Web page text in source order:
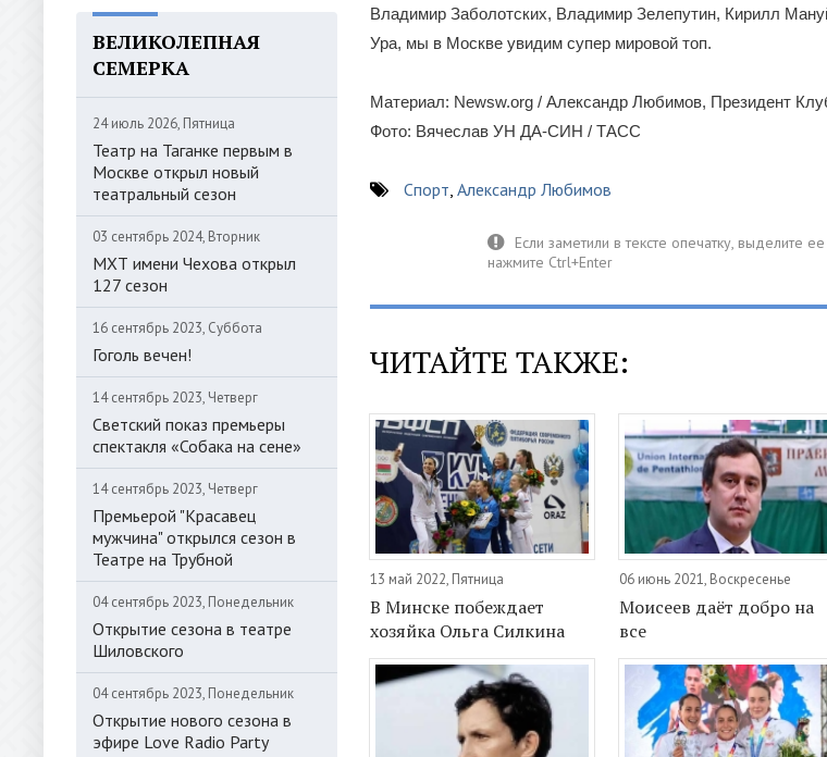
ВЕЛИКОЛЕПНАЯ
СЕМЕРКА
24 июль 2026, Пятница
Театр на Таганке первым в
Москве открыл новый
театральный сезон
03 сентябрь 2024, Вторник
МХТ имени Чехова открыл
127 сезон
16 сентябрь 2023, Суббота
Гоголь вечен!
14 сентябрь 2023, Четверг
Светский показ премьеры
спектакля «Собака на сене»
14 сентябрь 2023, Четверг
Премьерой "Красавец
мужчина" открылся сезон в
Театре на Трубной
04 сентябрь 2023, Понедельник
Открытие сезона в театре
Шиловского
04 сентябрь 2023, Понедельник
Открытие нового сезона в
эфире Love Radio Party
Владимир Заболотских, Владимир Зелепутин, Кирилл
Ура, мы в Москве увидим супер мировой топ.
Материал: Newsw.org / Александр Любимов, Президент
Фото: Вячеслав УН ДА-СИН / ТАСС
Спорт, Александр Любимов
ЧИТАЙТЕ ТАКЖЕ:
13 май 2022, Пятница
В Минске побеждает
хозяйка Ольга Силкина
06 июнь 2021, Воскресенье
Моисеев даёт добро на
все